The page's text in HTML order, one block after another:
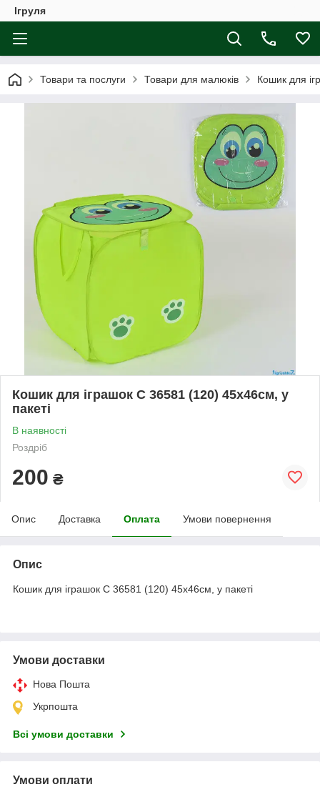
Ігруля
Товари та послуги Товари для малюків Кошик для
Кошик для іграшок С 36581 (120) 45х46см, у
пакеті
В наявності
Роздріб
200 ₴
Опис Доставка Оплата Умови повернення
Опис
Кошик для іграшок С 36581 (120) 45х46см, у пакеті
Умови доставки
Нова Пошта
Укрпошта
Всі умови доставки
Умови оплати